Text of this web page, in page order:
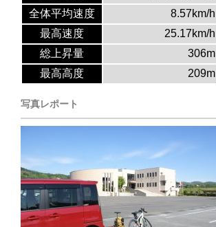
全体平均速度
8.57km/h
最高速度
25.17km/h
総上昇量
306m
最高高度
209m
写真レポート